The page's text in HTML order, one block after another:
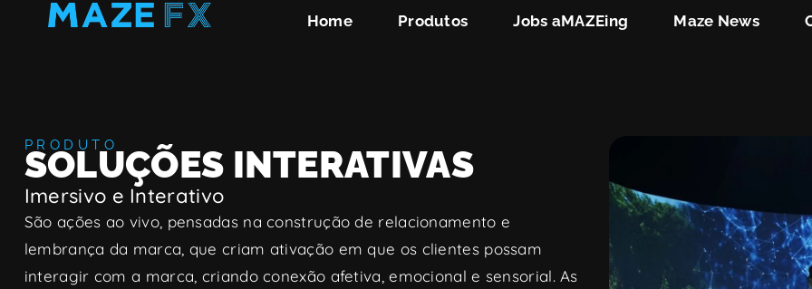
Home Produtos Jobs aMAZEing Maze News
PRODUTO
SOLUÇÕES INTERATIVAS
Imersivo e Interativo
São ações ao vivo, pensadas na construção de relacionamento e
lembrança da marca, que criam ativação em que os clientes possam
interagir com a marca, criando conexão afetiva, emocional e sensorial. As